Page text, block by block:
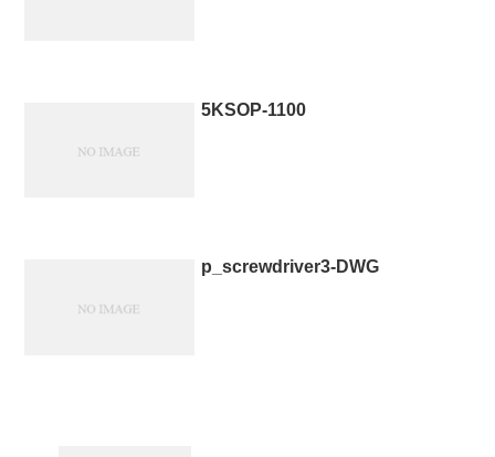
5KSOP-1100
p_screwdriver3-DWG